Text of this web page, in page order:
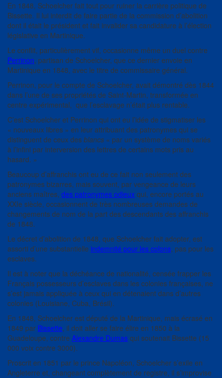
En 1848, Schoelcher fait tout pour ruiner la carrière politique de
Bissette. Il lui interdit de faire partie de la commission d’abolition
dont il était le président et fait invalider sa candidature à l’élection
législative en Martinique.
Le conflit, particulièrement vif, occasionne même un duel contre
Perrinon, partisan de Schoelcher, que ce dernier envoie en
Martinique en 1848, avec le titre de commissaire général.
Perrinon, pour le compte de Schoelcher, avait démontré dès 1844
dans l’une de ses propriétés de Saint-Martin, transformée en
centre expérimental, que l’esclavage n’était plus rentable.
C’est Schoelcher et Perrinon qui ont eu l’idée de stigmatiser les
« nouveaux libres » en leur attribuant des patronymes qui se
distinguent de ceux des blancs « par un système de noms variés
à l’infini par interversion des lettres de certains mots pris au
hasard. »
Beaucoup d’affranchis ont eu de ce fait non seulement des
patronymes bizarres, mais souvent, par vengeance de leurs
anciens maîtres, des patronymes odieux qui, encore portés au
XXIe siècle, occasionnent de très nombreuses demandes de
changements de nom de la part des descendants des affranchis
de 1848.
Le décret d’abolition de 1848, que Schoelcher fait adopter, est
assorti d’une substantielle indemnité pour les colons, pas pour les
esclaves.
Il est à noter que la déchéance de nationalité, censée frapper les
Français possesseurs d’esclaves dans les colonies françaises, ne
s’est jamais appliquée à ceux qui en détenaient dans d’autres
colonies (Louisiane, Cuba, Brésil).
En 1848, Schoelcher est député de la Martinique, mais écrasé en
1849 par Bissette, il doit aller se faire élire en 1850 à la
Guadeloupe, contre Alexandre Dumas qui soutenait Bissette (15
000 voix contre 3000).
Proscrit en 1851 par le prince Napoléon, Schoelcher s’exile en
Angleterre et, changeant complètement de registre, il s’improvise